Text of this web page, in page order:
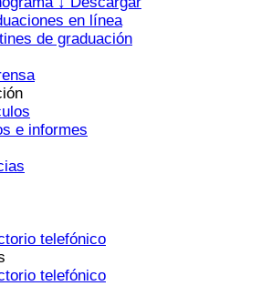
en línea
de graduación
e informes
telefónico
telefónico